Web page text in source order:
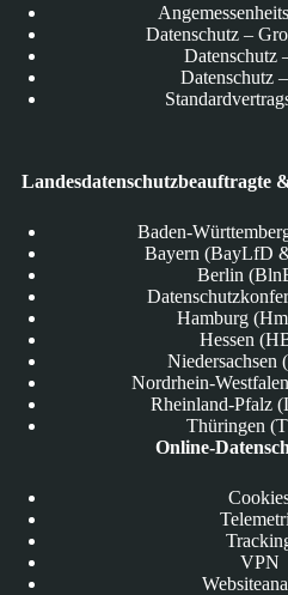
Datenschutz –
Datenschutz
Datenschutz
Landesdatenschutzbeauftragte
Baden-
Bayern (BayLfD
Berlin
Hamburg
Hessen
Nordrhein-
Rheinland-Pfalz
Thüringen
Online-
VPN